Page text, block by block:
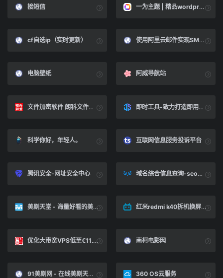
接短信 一为主题 | 精品wordpress主题 - One Nav 一导航主题
cf自选ip（实时更新） 使用阿里云邮件实现SMTP发送邮件隐藏源IP-东方博客
电脑壁纸 阿威导航站
文件加密软件 朗科文件加密 v1.1.3 绿色版 即时工具-致力打造即用即走型在线工具箱
科学你好，年轻人。 互联网信息服务投诉平台
腾讯安全-网址安全中心 域名综合信息查询-seo综合查询工具-聚查网
美剧天堂 - 海量好看的美剧在线观看、最新美剧下载！ 红米redmi k40拆机换屏幕总成教程
优化大带宽VPS低至€11.11/年，双倍流量，香港CMI/日本软银/美国(cn2gia/cu2/cmin2)/荷兰cu2/德国cu2/澳大利亚cu2-国外主机测评 南柯电影网
91美剧网 - 在线美剧天堂,最新美剧资源,高清美剧在线观看 360 OS云服务